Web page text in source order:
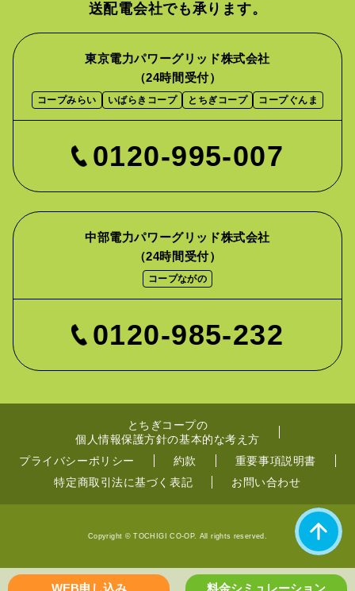
送配電会社でも承ります。
東京電力パワーグリッド株式会社
（24時間受付）
コープみらい いばらきコープ とちぎコープ コープぐんま
0120-995-007
中部電力パワーグリッド株式会社
（24時間受付）
コープながの
0120-985-232
とちぎコープの
個人情報保護方針の基本的な考え方
プライバシーポリシー
約款
重要事項説明書
特定商取引法に基づく表記
お問い合わせ
Copyright © TOCHIGI CO-OP. All rights reserved.
WEB申し込み 料金シミュレーション